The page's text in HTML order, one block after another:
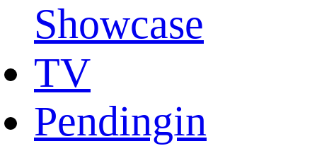
Showcase
TV
Pendingin